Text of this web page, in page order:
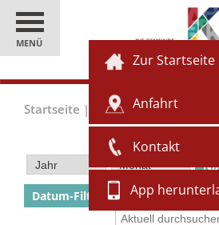
MENÜ
Zur Startseite
Anfahrt
Kontakt
App
Startseite | Einwohner|Aktuell
Datum-Filter zurücksetzen